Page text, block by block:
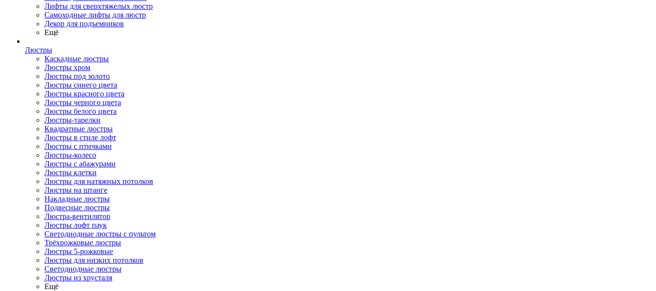
Лифты для сверхтяжелых люстр
Самоходные лифты для люстр
Декор для подъемников
Ещё
Люстры
Каскадные люстры
Люстры хром
Люстры под золото
Люстры синего цвета
Люстры красного цвета
Люстры черного цвета
Люстры белого цвета
Люстры-тарелки
Квадратные люстры
Люстры в стиле лофт
Люстры с птичками
Люстры-колесо
Люстры с абажурами
Люстры клетки
Люстры для натяжных потолков
Люстры на штанге
Накладные люстры
Подвесные люстры
Люстра-вентилятор
Люстры лофт паук
Светодиодные люстры с пультом
Трёхрожковые люстры
Люстры 5-рожковые
Люстры для низких потолков
Cветодиодные люстры
Люстры из хрусталя
Ещё